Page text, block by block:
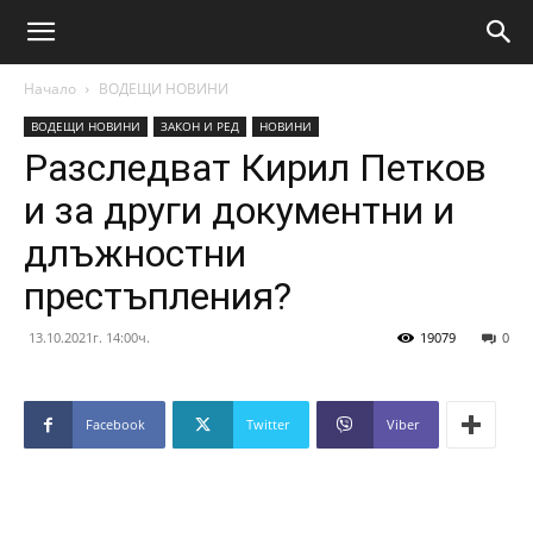
Начало ВОДЕЩИ НОВИНИ
ВОДЕЩИ НОВИНИ ЗАКОН И РЕД НОВИНИ
Разследват Кирил Петков
и за други документни и
длъжностни
престъпления?
13.10.2021г. 14:00ч. 0
19079
Facebook Twitter Viber